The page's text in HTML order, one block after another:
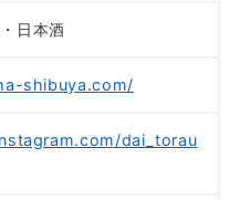
日本酒
shibuya.com/
dai_torau